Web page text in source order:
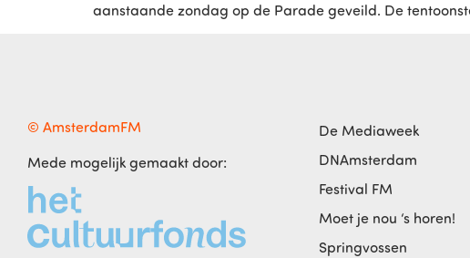
aanstaande zondag op de Parade geveild. De
© AmsterdamFM
Mede mogelijk gemaakt door:
De Mediaweek
DNAmsterdam
Festival FM
Moet je nou ‘s horen!
Springvossen